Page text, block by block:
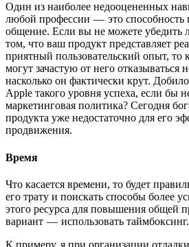
Один из наиболее недооцененных
любой профессии — это способность
общение. Если вы не можете убедить
том, что ваш продукт представляет
приятный пользовательский опыт, то
могут зачастую от него отказываться
насколько он фактически крут.
Apple такого уровня успеха, если бы
маркетинговая политика? Сегодня
продукта уже недостаточно для его
продвижения.
Время
Что касается времени, то будет
его трату и поискать способы более
этого ресурса для повышения общей
вариант — использовать таймбоксинг.
К примеру, я при организации